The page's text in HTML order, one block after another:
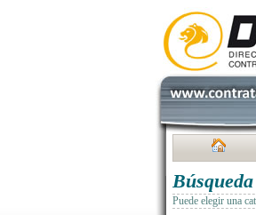
Puede elegir una